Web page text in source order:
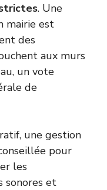
. Une
mairie est
des
aux murs
un vote
de
une gestion
pour
les
sonores et